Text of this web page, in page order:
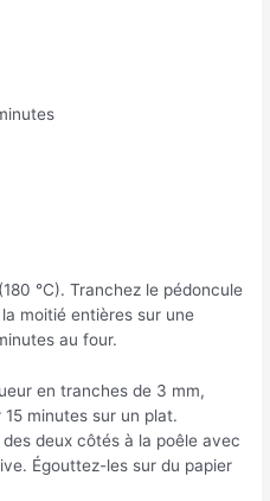
°C). Tranchez le pédoncule
moitié entières sur une
au four.
en tranches de 3 mm,
minutes sur un plat.
deux côtés à la poêle avec
Égouttez-les sur du papier